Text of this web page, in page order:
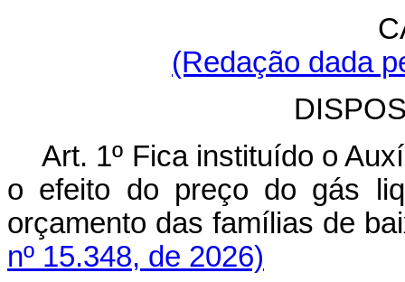
(Redação dada
Art. 1º Fica instituído o
o efeito do preço do gás
orçamento das famílias de
nº 15.348, de 2026)